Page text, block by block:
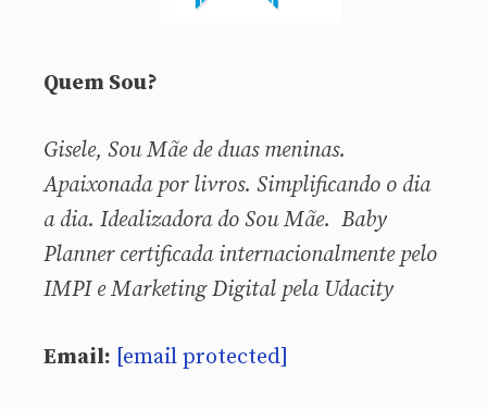
Quem Sou?
Gisele, Sou Mãe de duas meninas.
Apaixonada por livros. Simplificando o dia
a dia. Idealizadora do Sou Mãe. Baby
Planner certificada internacionalmente pelo
IMPI e Marketing Digital pela Udacity
Email: [email protected]